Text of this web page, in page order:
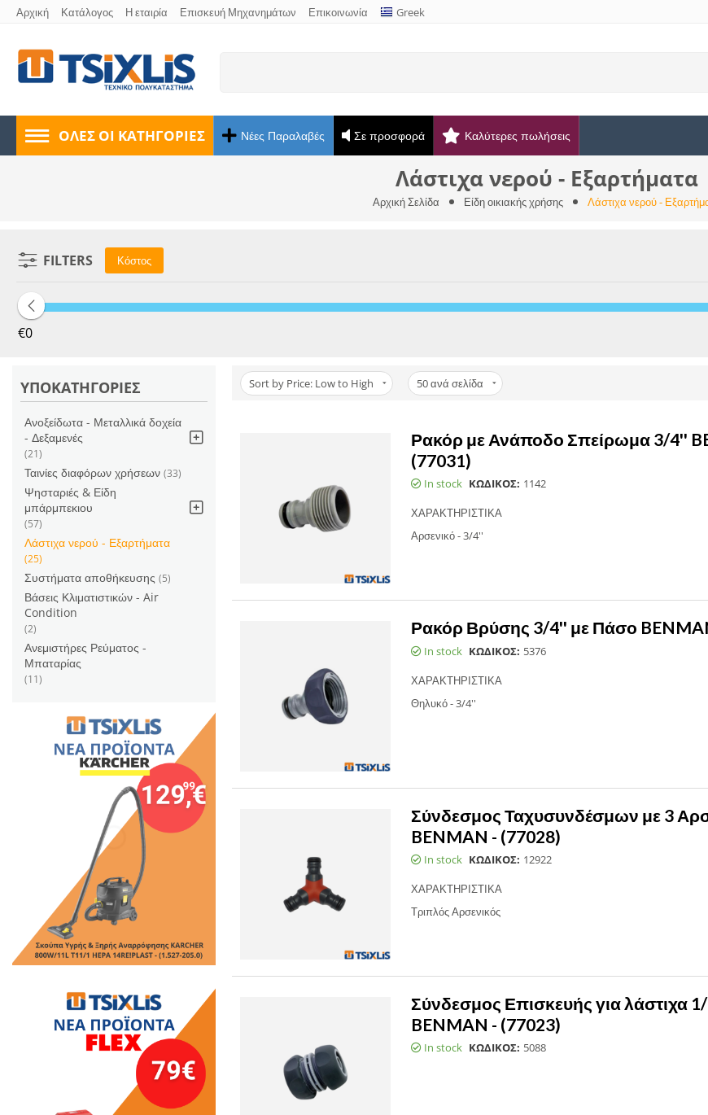
Αρχική Κατάλογος Η εταιρία Επισκευή Μηχανημάτων Επικοινωνία Greek
ΟΛΕΣ ΟΙ ΚΑΤΗΓΟΡΊΕΣ Νέες Παραλαβές Σε προσφορά Καλύτερες πωλήσεις
Λάστιχα νερού - Εξαρτήματα
Αρχική Σελίδα Είδη οικιακής χρήσης Λάστιχα νερού -
FILTERS Κόστος
‎€0
ΥΠΟΚΑΤΗΓΟΡΙΕΣ
Ανοξείδωτα - Μεταλλικά δοχεία
- Δεξαμενές
(21)
Ταινίες διαφόρων χρήσεων (33)
Ψησταριές & Είδη
μπάρμπεκιου
(57)
Λάστιχα νερού - Εξαρτήματα
(25)
Συστήματα αποθήκευσης (5)
Βάσεις Κλιματιστικών - Air
Condition
(2)
Ανεμιστήρες Ρεύματος -
Μπαταρίας
(11)
Sort by Price: Low to High 50ανά σελίδα
Ρακόρ με Ανάποδο Σπείρωμα 3/4''
(77031)
In stock ΚΩΔΙΚΟΣ: 1142
ΧΑΡΑΚΤΗΡΙΣΤΙΚΑ
Αρσενικό - 3/4''
Ρακόρ Βρύσης 3/4'' με Πάσο
In stock ΚΩΔΙΚΟΣ: 5376
ΧΑΡΑΚΤΗΡΙΣΤΙΚΑ
Θηλυκό - 3/4''
Σύνδεσμος Ταχυσυνδέσμων με 3
BENMAN - (77028)
In stock ΚΩΔΙΚΟΣ: 12922
ΧΑΡΑΚΤΗΡΙΣΤΙΚΑ
Τριπλός Αρσενικός
Σύνδεσμος Επισκευής για λάστιχα
BENMAN - (77023)
In stock ΚΩΔΙΚΟΣ: 5088